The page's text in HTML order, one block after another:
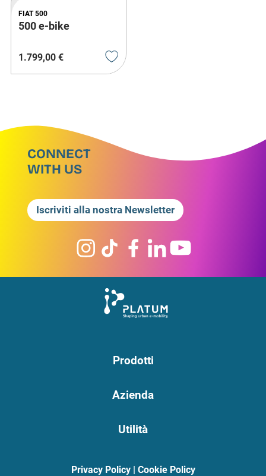
FIAT 500
500 e-bike
1.799,00 €
CONNECT
WITH US
Iscriviti alla nostra Newsletter
Prodotti
Azienda
Utilità
Privacy Policy| Cookie Policy